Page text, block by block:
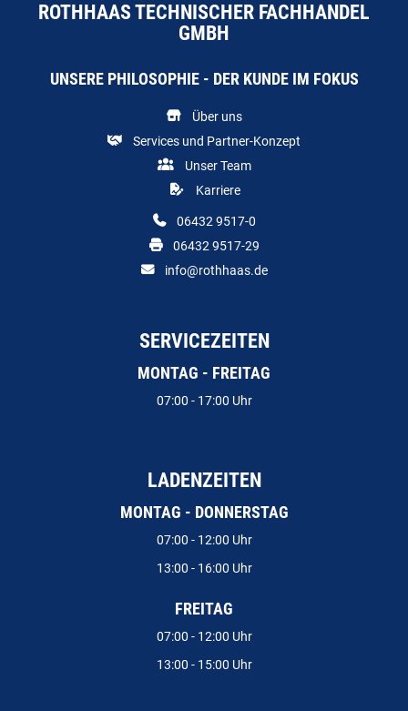
ROTHHAAS TECHNISCHER FACHHANDEL
GMBH
UNSERE PHILOSOPHIE - DER KUNDE IM FOKUS
Über uns
Services und Partner-Konzept
Unser Team
Karriere
06432 9517-0
06432 9517-29
info@rothhaas.de
SERVICEZEITEN
MONTAG - FREITAG
07:00 - 17:00 Uhr
LADENZEITEN
MONTAG - DONNERSTAG
07:00 - 12:00 Uhr
13:00 - 16:00 Uhr
FREITAG
07:00 - 12:00 Uhr
13:00 - 15:00 Uhr